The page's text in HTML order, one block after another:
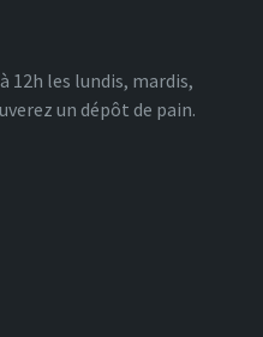
12h les lundis, mardis,
un dépôt de pain.